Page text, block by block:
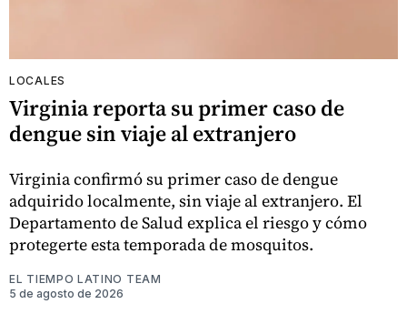
LOCALES
Virginia reporta su primer caso de
dengue sin viaje al extranjero
Virginia confirmó su primer caso de dengue
adquirido localmente, sin viaje al extranjero. El
Departamento de Salud explica el riesgo y cómo
protegerte esta temporada de mosquitos.
EL TIEMPO LATINO TEAM
5 de agosto de 2026